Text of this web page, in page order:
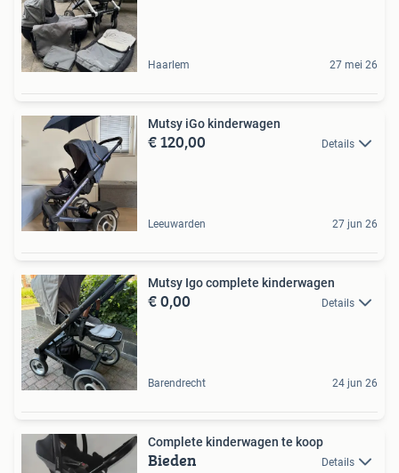
Haarlem 27 mei 26
Mutsy iGo kinderwagen
€ 120,00 Details
Leeuwarden 27 jun 26
Mutsy Igo complete kinderwagen
€ 0,00 Details
Barendrecht 24 jun 26
Complete kinderwagen te koop
Bieden Details